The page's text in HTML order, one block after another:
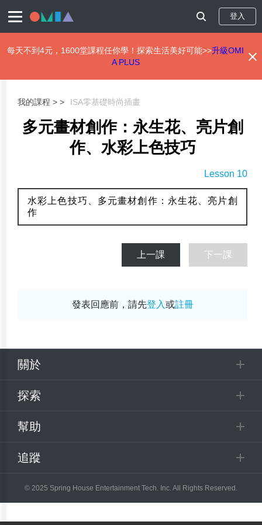
登入
每天不到4元，1600堂課程任你學！探索生活美好可能>>升級OMI
A PLUS
我的課程 > ISA零基礎時尚插畫
多元畫材創作：永生花、亮片創
作、水彩上色技巧
Lesson 10
水彩上色技巧、多元畫材創作：永生花、亮片創
作
上一課 下一課
發表回應前，請先登入或註冊
關於
探索
幫助
追蹤
© 2025 Spring House Entertainment Tech. Inc. All Rights Reserved.